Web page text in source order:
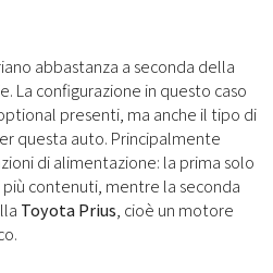
abbastanza a seconda della
La configurazione in questo caso
presenti, ma anche il tipo di
questa auto. Principalmente
di alimentazione: la prima solo
contenuti, mentre la seconda
Toyota Prius, cioè un motore